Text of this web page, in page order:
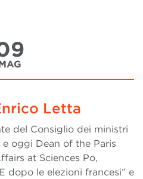
Letta
del Consiglio dei ministri
oggi Dean of the Paris
at Sciences Po,
dopo le elezioni francesi” e